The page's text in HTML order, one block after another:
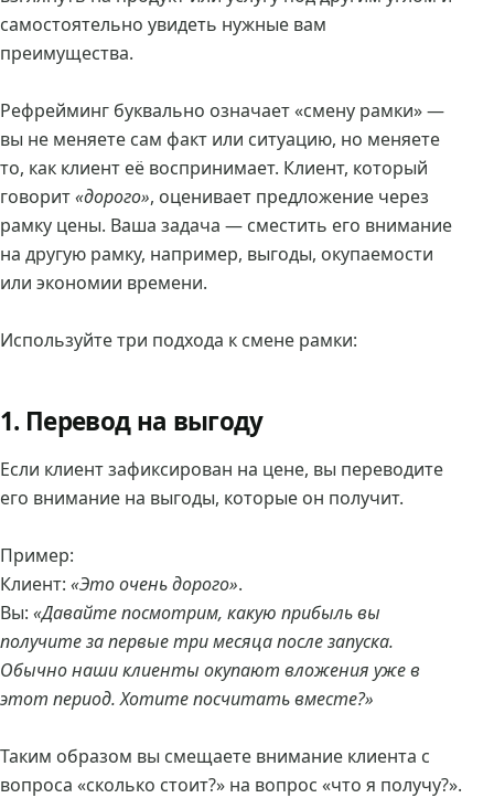
самостоятельно увидеть нужные вам
преимущества.
Рефрейминг буквально означает «смену рамки» —
вы не меняете сам факт или ситуацию, но меняете
то, как клиент её воспринимает. Клиент, который
говорит«дорого», оценивает предложение через
рамку цены. Ваша задача — сместить его внимание
на другую рамку, например, выгоды, окупаемости
или экономии времени.
Используйте три подхода к смене рамки:
1. Перевод на выгоду
Если клиент зафиксирован на цене, вы переводите
его внимание на выгоды, которые он получит.
Пример:
Клиент: «Это очень дорого».
Вы: «Давайте посмотрим, какую прибыль вы
получите за первые три месяца после запуска.
Обычно наши клиенты окупают вложения уже в
этот период. Хотите посчитать вместе?»
Таким образом вы смещаете внимание клиента с
вопроса «сколько стоит?» на вопрос «что я получу?».